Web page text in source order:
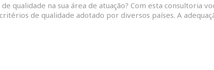
qualidade na sua área de atuação? Com esta consultoria
de qualidade adotado por diversos países. A